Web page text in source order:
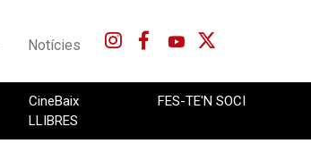
Notícies
CineBaix
LLIBRES
FES-TE'N SOCI